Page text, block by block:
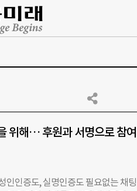
위해… 후원과 서명으로 참여
인인증도, 실명인증도 필요없는 채팅